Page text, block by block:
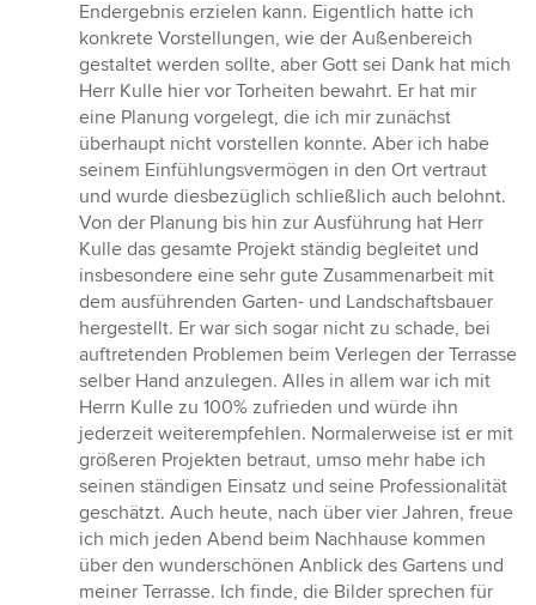
Endergebnis erzielen kann. Eigentlich hatte ich
konkrete Vorstellungen, wie der Außenbereich
gestaltet werden sollte, aber Gott sei Dank hat mich
Herr Kulle hier vor Torheiten bewahrt. Er hat mir
eine Planung vorgelegt, die ich mir zunächst
überhaupt nicht vorstellen konnte. Aber ich habe
seinem Einfühlungsvermögen in den Ort vertraut
und wurde diesbezüglich schließlich auch belohnt.
Von der Planung bis hin zur Ausführung hat Herr
Kulle das gesamte Projekt ständig begleitet und
insbesondere eine sehr gute Zusammenarbeit mit
dem ausführenden Garten- und Landschaftsbauer
hergestellt. Er war sich sogar nicht zu schade, bei
auftretenden Problemen beim Verlegen der Terrasse
selber Hand anzulegen. Alles in allem war ich mit
Herrn Kulle zu 100% zufrieden und würde ihn
jederzeit weiterempfehlen. Normalerweise ist er mit
größeren Projekten betraut, umso mehr habe ich
seinen ständigen Einsatz und seine Professionalität
geschätzt. Auch heute, nach über vier Jahren, freue
ich mich jeden Abend beim Nachhause kommen
über den wunderschönen Anblick des Gartens und
meiner Terrasse. Ich finde, die Bilder sprechen für